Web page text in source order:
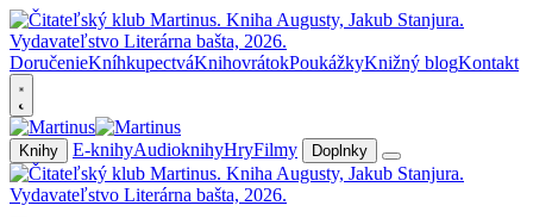
DoručenieKníhkupectváKnihovrátokPoukážkyKnižný blogKontakt
Knihy E-knihyAudioknihyHryFilmy Doplnky